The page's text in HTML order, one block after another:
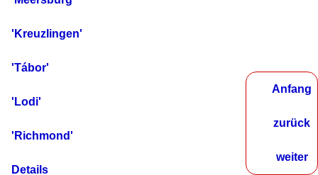
'Kreuzlingen'
'Tábor'
'Lodi'
'Richmond'
Details
Anfang
zurück
weiter